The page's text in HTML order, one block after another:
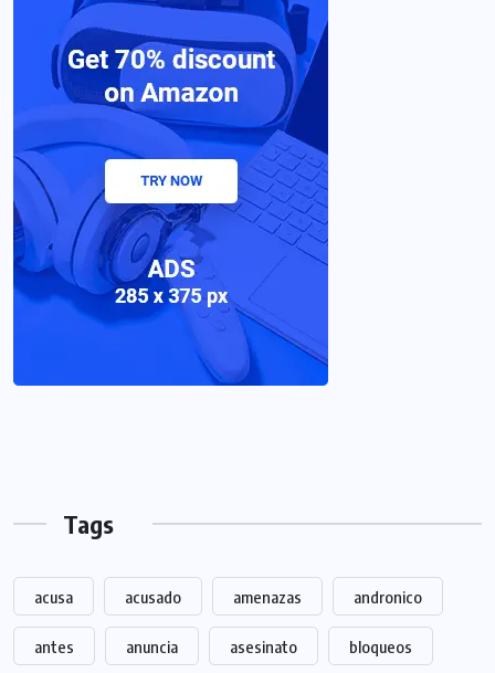
Tags
acusa acusado amenazas andronico
antes anuncia asesinato bloqueos